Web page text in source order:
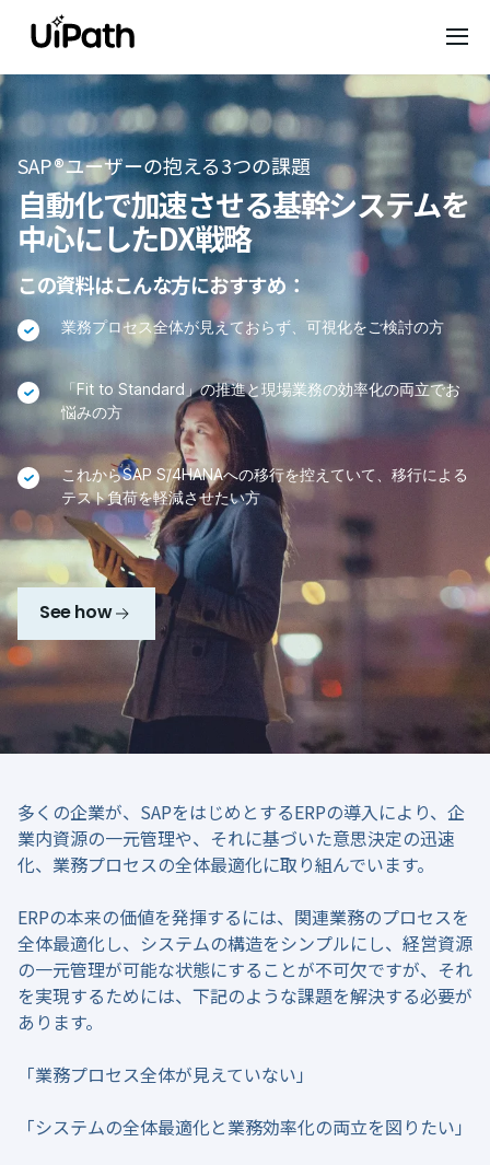
SAP®ユーザーの抱える3つの課題
自動化で加速させる基幹システムを
中心にしたDX戦略
この資料はこんな方におすすめ：
業務プロセス全体が見えておらず、可視化をご検討の方
「Fit to Standard」の推進と現場業務の効率化の両立でお
悩みの方
これからSAP S/4HANAへの移行を控えていて、移行による
テスト負荷を軽減させたい方
See how
多くの企業が、SAPをはじめとするERPの導入により、企
業内資源の一元管理や、それに基づいた意思決定の迅速
化、業務プロセスの全体最適化に取り組んでいます。
ERPの本来の価値を発揮するには、関連業務のプロセスを
全体最適化し、システムの構造をシンプルにし、経営資源
の一元管理が可能な状態にすることが不可欠ですが、それ
を実現するためには、下記のような課題を解決する必要が
あります。
「業務プロセス全体が見えていない」
「システムの全体最適化と業務効率化の両立を図りたい」